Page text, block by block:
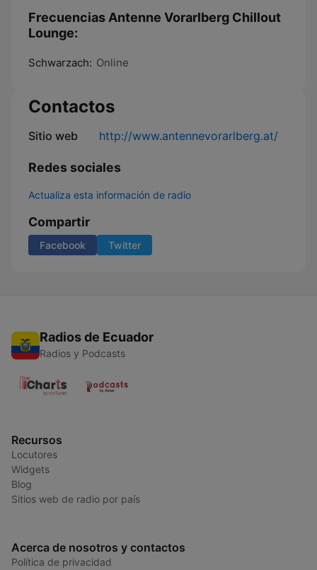
Frecuencias Antenne Vorarlberg Chillout
Lounge:
Schwarzach: Online
Contactos
Sitio web http://www.antennevorarlberg.at/
Redes sociales
Actualiza esta información de radio
Compartir
Facebook Twitter
Radios de Ecuador
Radios y Podcasts
Recursos
Locutores
Widgets
Blog
Sitios web de radio por país
Acerca de nosotros y contactos
Política de privacidad